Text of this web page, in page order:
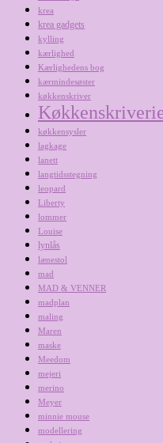
krea
krea gadgets
kylling
kærlighed
Kærlighedens bog
kærmindesøster
køkkenskriver
køkkensysler
lagkage
lanett
langtidsstegning
leopard
Liberty
lommer
Louise
lynlås
lænestol
mad
MAD & VENNER
madplan
maling
Maren
maske
Meedom
mejeri
merino
Meyer
minnie mouse
modellering